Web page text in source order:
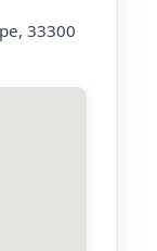
33300